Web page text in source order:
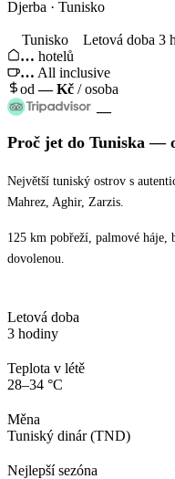
Djerba · Tunisko
Tunisko Letová doba 3 h
… hotelů
… All inclusive
od—Kč / osoba
—
Proč jet do Tuniska —
Největší tuniský ostrov s
Mahrez, Aghir, Zarzis.
125 km pobřeží, palmové háje,
dovolenou.
Letová doba
3 hodiny
Teplota v létě
28–34 °C
Měna
Tuniský dinár (TND)
Nejlepší sezóna